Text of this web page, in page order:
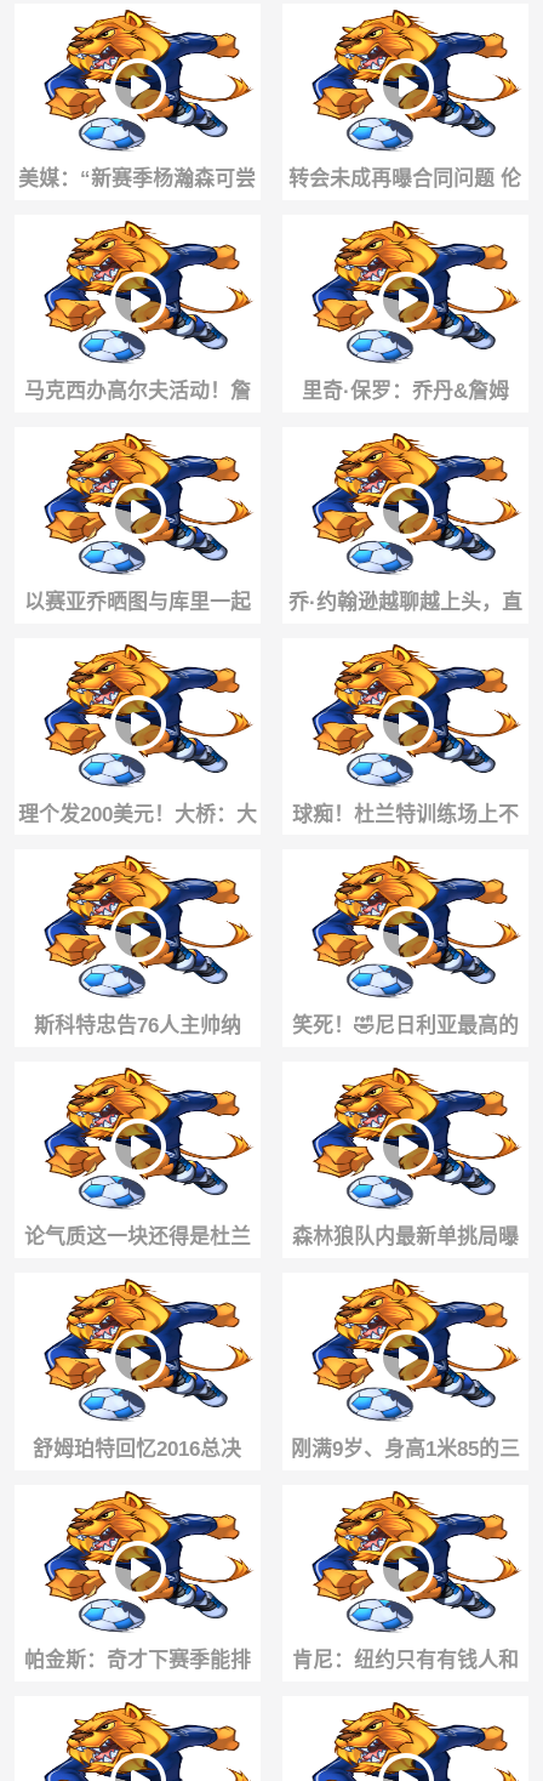
海外归来迎来首秀各种潇
洒上篮
六人西蒙斯 对他的期待是
什么？
美媒：“新赛季杨瀚森可尝
试四号位，但绝不能一直
泡在G联赛”
转会未成再曝合同问题 伦
纳德是否会被处罚？
马克西办高尔夫活动！詹
姆斯缺席布朗波普亮相：
众将点评谁能夺冠
里奇·保罗：乔丹&詹姆
斯，统治NBA的双GOAT
以赛亚乔晒图与库里一起
打高尔夫😁库里这个帽子
真别致
乔·约翰逊越聊越上头，直
接说要下注：恩比德健
康，76人就能夺冠
理个发200美元！大桥：大
学的时候觉得100美元理发
就是天价！
球痴！杜兰特训练场上不
断打磨提升自己的篮球技
术
斯科特忠告76人主帅纳
斯：别过度执教，放下自
尊听詹姆斯的就行！
笑死！🤣尼日利亚最高的
中锋防守张子宇时 边苦笑
边弃防
论气质这一块还得是杜兰
特，当年亲临工地指点江
山🤣
森林狼队内最新单挑局曝
光！华子PK三球 麦丹埃文
斯也参与
舒姆珀特回忆2016总决
赛：库里场上叫我碧池，
克莱真的准备要揍我
刚满9岁、身高1米85的三
年级篮球小将上场，对
手：请输入文本😂
帕金斯：奇才下赛季能排
东部第五，浓眉吹杨艾顿
等都想证明自己！
肯尼：纽约只有有钱人和
穷鬼，打球的时候拒绝60
万打假球！